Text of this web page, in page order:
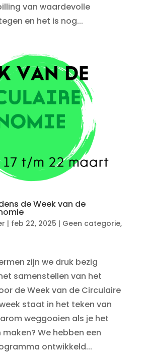
van waardevolle
en het is nog...
de Week van de
| feb 22, 2025 | Geen categorie,
zijn we druk bezig
samenstellen van het
de Week van de Circulaire
staat in het teken van
weggooien als je het
We hebben een
ontwikkeld...